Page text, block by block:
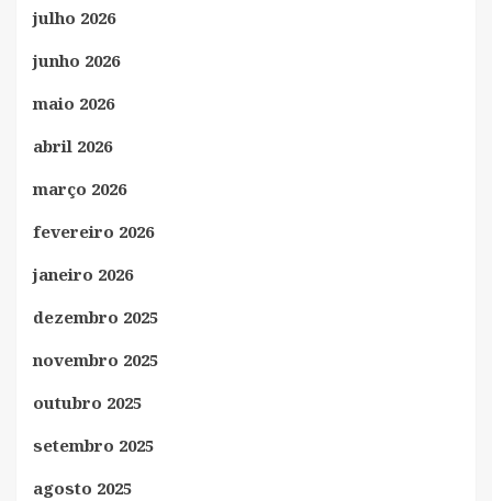
julho 2026
junho 2026
maio 2026
abril 2026
março 2026
fevereiro 2026
janeiro 2026
dezembro 2025
novembro 2025
outubro 2025
setembro 2025
agosto 2025